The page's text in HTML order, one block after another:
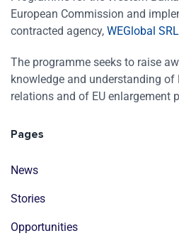
European Commission and
contracted agency, WEGlobal SRL
The programme seeks to raise
knowledge and understanding of
relations and of EU enlargement
Pages
News
Stories
Opportunities